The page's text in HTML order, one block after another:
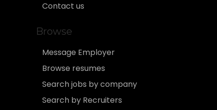
Contact us
Browse
Message Employer
Browse resumes
Search jobs by company
Search by Recruiters